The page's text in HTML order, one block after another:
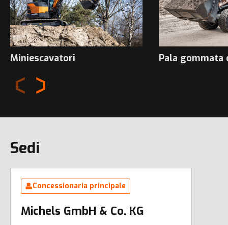
Miniescavatori Pala gommata
Sedi
Concessionaria principale
Michels GmbH & Co. KG